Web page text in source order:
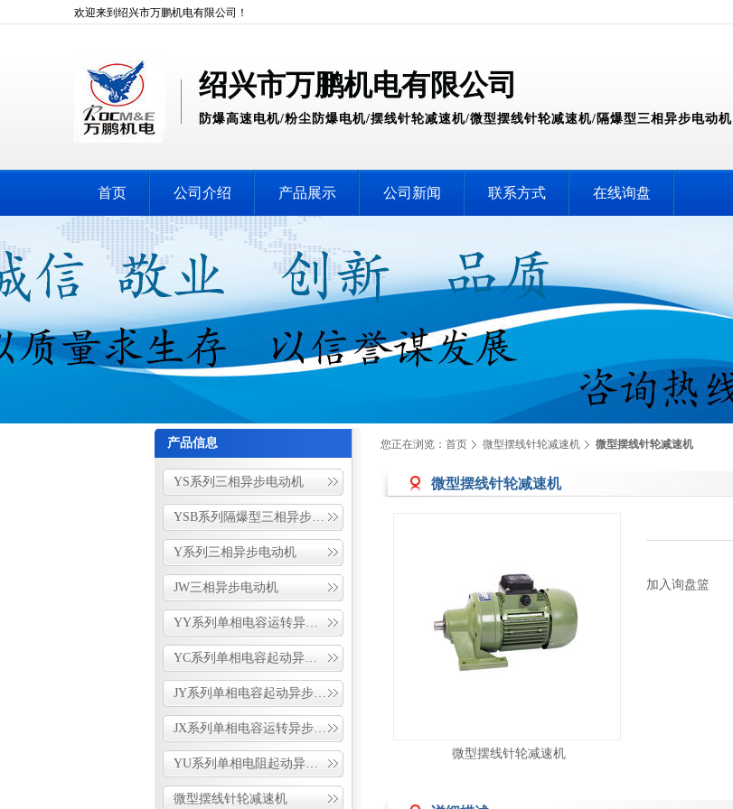
欢迎来到绍兴市万鹏机电有限公司！
绍兴市万鹏机电有限公司
防爆高速电机/粉尘防爆电机/摆线针轮减速机/微型摆线针轮减速机/隔爆型三相异步电动机
首页 公司介绍 产品展示 公司新闻 联系方式 在线询盘
产品信息
YS系列三相异步电动机
YSB系列隔爆型三相异步制冷风机电机
Y系列三相异步电动机
JW三相异步电动机
YY系列单相电容运转异步电动机
YC系列单相电容起动异步电动机
JY系列单相电容起动异步电动机
JX系列单相电容运转异步电动机
YU系列单相电阻起动异步电动机
微型摆线针轮减速机
您正在浏览： 首页 微型摆线针轮减速机 微型摆线针轮减速机
微型摆线针轮减速机
微型摆线针轮减速机
加入询盘篮